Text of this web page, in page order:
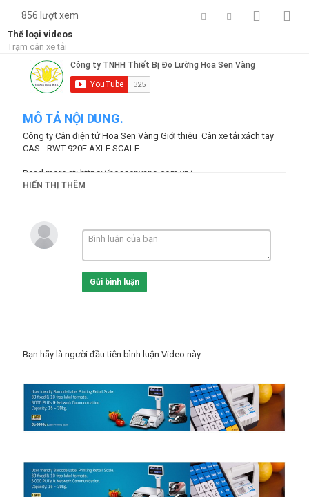
856 lượt xem
Thể loại videos
Trạm cân xe tải
MÔ TẢ NỘI DUNG.
Công ty Cân điện tử Hoa Sen Vàng Giới thiệu Cân xe tải xách tay
CAS - RWT 920F AXLE SCALE
Read more at: https://hoasenvang.com.vn/
http://lotusscale.com
EASY OPERATION LOAD CELL BASED SCALE, SIMPLE DUMMY
PADS INSTALLATION
Từ khóa
HIỂN THỊ THÊM
Gửi bình luận
Bạn hãy là người đầu tiên bình luận Video này.